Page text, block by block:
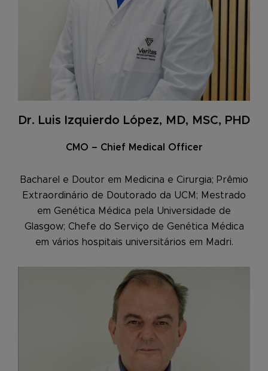
Dr. Luis Izquierdo López, MD, MSC, PHD
CMO – Chief Medical Officer
Bacharel e Doutor em Medicina e Cirurgia; Prêmio
Extraordinário de Doutorado da UCM; Mestrado
em Genética Médica pela Universidade de
Glasgow; Chefe do Serviço de Genética Médica
em vários hospitais universitários em Madri.